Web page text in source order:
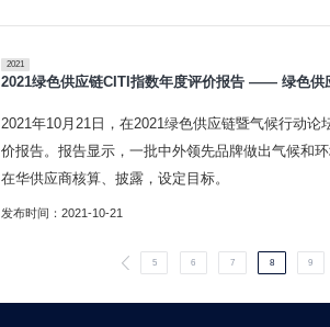
2021
2021绿色供应链CITI指数年度评价报告 —— 绿色供
2021年10月21日，在2021绿色供应链暨气候行动
价报告。报告显示，一批中外领先品牌做出气候和
在华供应商核算、披露，设定目标。
发布时间：2021-10-21
5 6 7 8 9